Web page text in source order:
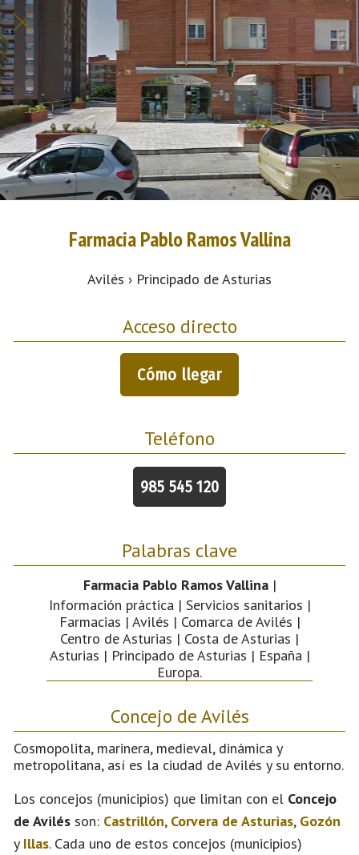
Farmacia Pablo Ramos Vallina
Avilés › Principado de Asturias
Acceso directo
Cómo llegar
Teléfono
985 545 120
Palabras clave
Farmacia Pablo Ramos Vallina|
Información práctica | Servicios sanitarios |
Farmacias | Avilés | Comarca de Avilés |
Centro de Asturias | Costa de Asturias |
Asturias | Principado de Asturias | España |
Europa.
Concejo de Avilés
Cosmopolita, marinera, medieval, dinámica y
metropolitana, así es la ciudad de Avilés y su entorno.
Los concejos (municipios) que limitan con el Concejo
de Avilés son: Castrillón, Corvera de Asturias, Gozón
y Illas. Cada uno de estos concejos (municipios)